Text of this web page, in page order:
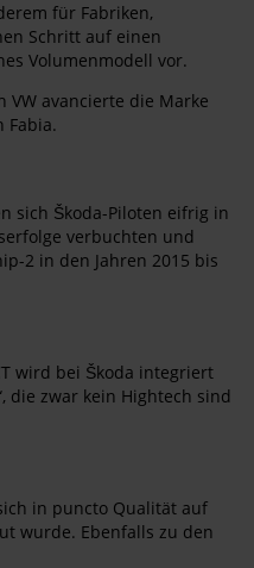
für Fabriken,
Schritt auf einen
Volumenmodell vor.
avancierte die Marke
Fabia.
sich Škoda-Piloten eifrig in
verbuchten und
2 in den Jahren 2015 bis
wird bei Škoda integriert
die zwar kein Hightech sind
in puncto Qualität auf
wurde. Ebenfalls zu den